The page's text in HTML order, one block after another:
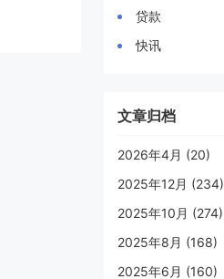
贷款
快讯
文章归档
2026年4月 (20)
2025年12月 (234)
2025年10月 (274)
2025年8月 (168)
2025年6月 (160)